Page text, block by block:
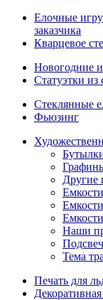
Елочные
заказчика
Кварцевое
Новогодние
Статуэтки из
Стеклянные
Фьюзинг
Другие
Наши
Тема
Печать для